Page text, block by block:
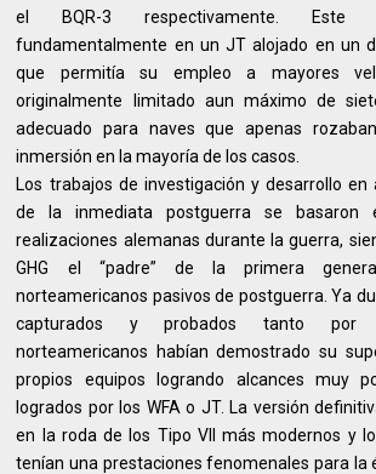
el BQR-3 respectivamente. Este
fundamentalmente en un JT alojado en un
que permitía su empleo a mayores
originalmente limitado aun máximo de
adecuado para naves que apenas
inmersión en la mayoría de los casos.
Los trabajos de investigación y desarrollo en
de la inmediata postguerra se basaron
realizaciones alemanas durante la guerra,
GHG el “padre” de la primera
norteamericanos pasivos de postguerra. Ya
capturados y probados tanto por
norteamericanos habían demostrado su
propios equipos logrando alcances muy
logrados por los WFA o JT. La versión
en la roda de los Tipo VII más modernos y
tenían una prestaciones fenomenales para la